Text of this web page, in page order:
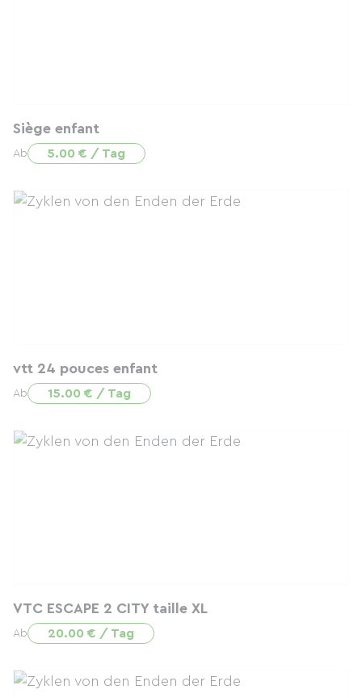
Siège enfant
Ab 5.00 € / Tag
vtt 24 pouces enfant
Ab 15.00 € / Tag
VTC ESCAPE 2 CITY taille XL
Ab 20.00 € / Tag